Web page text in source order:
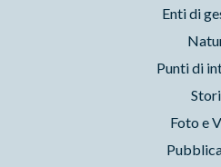
Enti di
Punti di
Foto e